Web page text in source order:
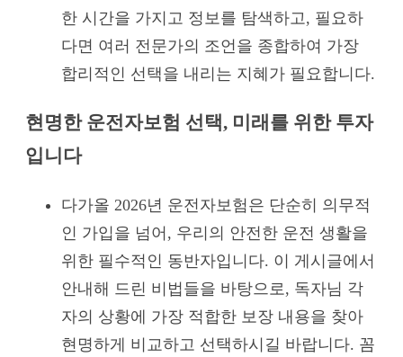
한 시간을 가지고 정보를 탐색하고, 필요하
다면 여러 전문가의 조언을 종합하여 가장
합리적인 선택을 내리는 지혜가 필요합니다.
현명한 운전자보험 선택, 미래를 위한 투자
입니다
다가올 2026년 운전자보험은 단순히 의무적
인 가입을 넘어, 우리의 안전한 운전 생활을
위한 필수적인 동반자입니다. 이 게시글에서
안내해 드린 비법들을 바탕으로, 독자님 각
자의 상황에 가장 적합한 보장 내용을 찾아
현명하게 비교하고 선택하시길 바랍니다. 꼼